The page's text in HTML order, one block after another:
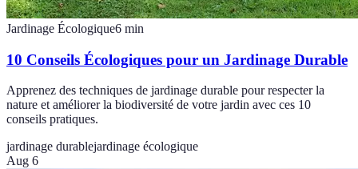
Jardinage Écologique6 min
10 Conseils Écologiques pour un Jardinage Durable
Apprenez des techniques de jardinage durable pour respecter la
nature et améliorer la biodiversité de votre jardin avec ces 10
conseils pratiques.
jardinage durablejardinage écologique
Aug 6